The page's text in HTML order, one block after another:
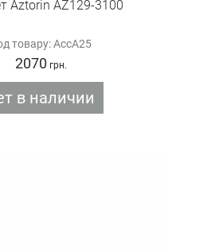
Aztorin AZ129-3100
товару: AccA25
2070 грн.
в наличии